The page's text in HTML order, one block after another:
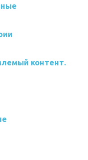
контент.